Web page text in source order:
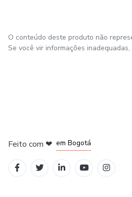
O conteúdo deste produto não
Se você vir informações inadequadas,
Feito com ❤ em Bogotá